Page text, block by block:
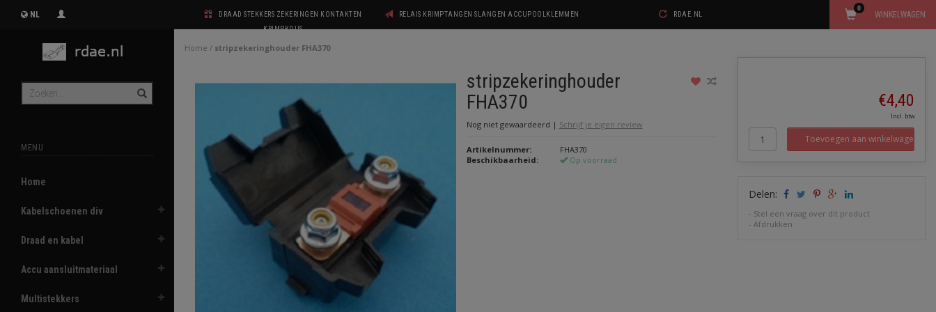
NL
DRAAD STEKKERS ZEKERINGEN KONTAKTEN
KRIMPKOUS
RELAIS KRIMPTANGEN SLANGEN ACCUPOOLKLEMMEN RDAE.NL WINKELWAGEN
0
MENU
Home
Kabelschoenen div
Draad en kabel
Accu aansluitmateriaal
Multistekkers
Home / stripzekeringhouder FHA370
stripzekeringhouder
FHA370
Nog niet gewaardeerd | Schrijf je eigen review
Artikelnummer:
FHA370
Beschikbaarheid:
Op voorraad
€4,40
Incl. btw
Toevoegen aan winkelwagen
Delen:
- Stel een vraag over dit product
-Afdrukken